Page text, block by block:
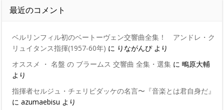
最近のコメント
ベルリンフィル初のベートーヴェン交響曲全集！ アンドレ・ク
リュイタンス指揮(1957-60年) に りながんぴより
オススメ ・ 名盤 の ブラームス 交響曲 全集・選集 に 鴫原大輔
より
指揮者セルジュ・チェリビダッケの名言〜『音楽とは君自身だ』
に azumaebisu より